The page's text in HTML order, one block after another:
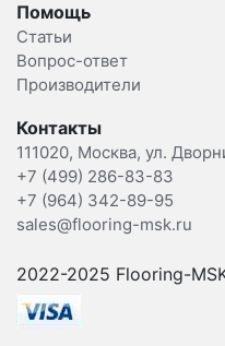
Помощь
Статьи
Вопрос-ответ
Производители
Контакты
111020, Москва, ул.
+7 (499) 286-83-83
+7 (964) 342-89-95
sales@flooring-msk.ru
2022-2025 Flooring-